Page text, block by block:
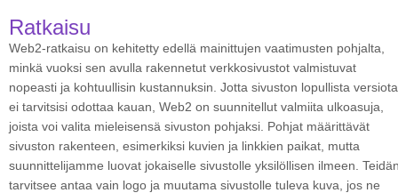
Ratkaisu
Web2-ratkaisu on kehitetty edellä mainittujen vaatimusten pohjalta,
minkä vuoksi sen avulla rakennetut verkkosivustot valmistuvat
nopeasti ja kohtuullisin kustannuksin. Jotta sivuston lopullista versiota
ei tarvitsisi odottaa kauan, Web2 on suunnitellut valmiita ulkoasuja,
joista voi valita mieleisensä sivuston pohjaksi. Pohjat määrittävät
sivuston rakenteen, esimerkiksi kuvien ja linkkien paikat, mutta
suunnittelijamme luovat jokaiselle sivustolle yksilöllisen ilmeen.
tarvitsee antaa vain logo ja muutama sivustolle tuleva kuva, jos ne